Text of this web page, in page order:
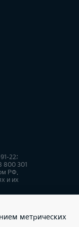
22;
800 301
РФ.
и их
метрических